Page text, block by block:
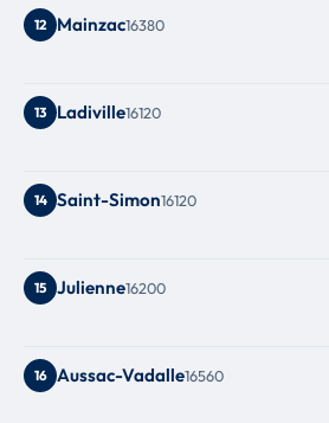
12 Mainzac16380
13 Ladiville16120
14 Saint-Simon16120
15 Julienne16200
16 Aussac-Vadalle16560